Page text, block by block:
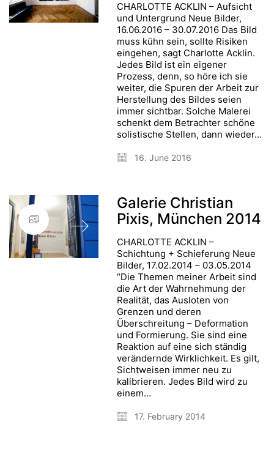
CHARLOTTE ACKLIN – Aufsicht
und Untergrund Neue Bilder,
16.06.2016 – 30.07.2016 Das Bild
muss kühn sein, sollte Risiken
eingehen, sagt Charlotte Acklin.
Jedes Bild ist ein eigener
Prozess, denn, so höre ich sie
weiter, die Spuren der Arbeit zur
Herstellung des Bildes seien
immer sichtbar. Solche Malerei
schenkt dem Betrachter schöne
solistische Stellen, dann wieder…
16. June 2016
Galerie Christian
Pixis, München 2014
CHARLOTTE ACKLIN –
Schichtung + Schieferung Neue
Bilder, 17.02.2014 – 03.05.2014
“Die Themen meiner Arbeit sind
die Art der Wahrnehmung der
Realität, das Ausloten von
Grenzen und deren
Überschreitung – Deformation
und Formierung. Sie sind eine
Reaktion auf eine sich ständig
verändernde Wirklichkeit. Es gilt,
Sichtweisen immer neu zu
kalibrieren. Jedes Bild wird zu
einem…
17. February 2014